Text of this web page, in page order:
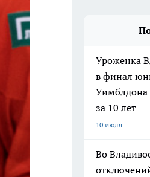
Уроженка
в финал
Уимблдона
за 10 лет
10 июля
Во